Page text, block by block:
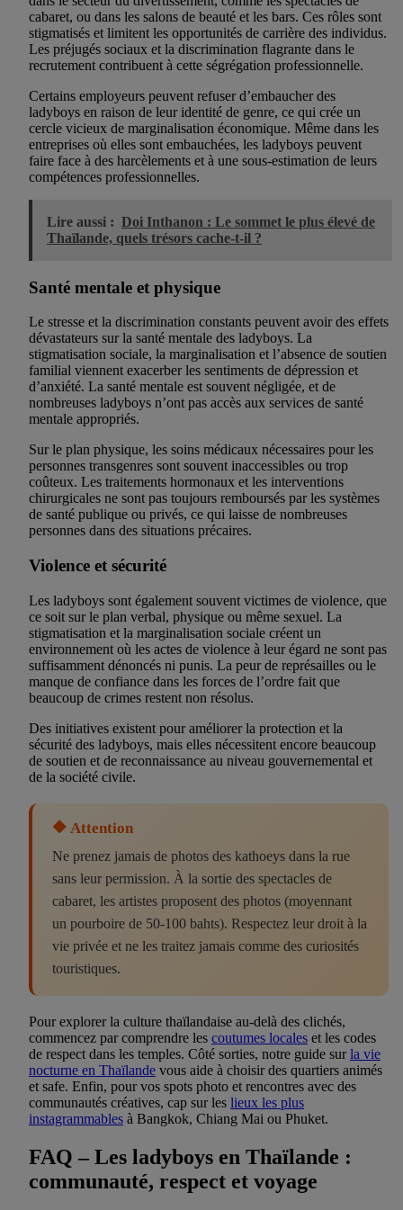
cabaret, ou dans les salons de beauté et les bars. Ces rôles sont
stigmatisés et limitent les opportunités de carrière des individus.
Les préjugés sociaux et la discrimination flagrante dans le
recrutement contribuent à cette ségrégation professionnelle.
Certains employeurs peuvent refuser d’embaucher des
ladyboys en raison de leur identité de genre, ce qui crée un
cercle vicieux de marginalisation économique. Même dans les
entreprises où elles sont embauchées, les ladyboys peuvent
faire face à des harcèlements et à une sous-estimation de leurs
compétences professionnelles.
Lire aussi : Doi Inthanon : Le sommet le plus élevé de
Thaïlande, quels trésors cache-t-il ?
Santé mentale et physique
Le stresse et la discrimination constants peuvent avoir des effets
dévastateurs sur la santé mentale des ladyboys. La
stigmatisation sociale, la marginalisation et l’absence de soutien
familial viennent exacerber les sentiments de dépression et
d’anxiété. La santé mentale est souvent négligée, et de
nombreuses ladyboys n’ont pas accès aux services de santé
mentale appropriés.
Sur le plan physique, les soins médicaux nécessaires pour les
personnes transgenres sont souvent inaccessibles ou trop
coûteux. Les traitements hormonaux et les interventions
chirurgicales ne sont pas toujours remboursés par les systèmes
de santé publique ou privés, ce qui laisse de nombreuses
personnes dans des situations précaires.
Violence et sécurité
Les ladyboys sont également souvent victimes de violence, que
ce soit sur le plan verbal, physique ou même sexuel. La
stigmatisation et la marginalisation sociale créent un
environnement où les actes de violence à leur égard ne sont pas
suffisamment dénoncés ni punis. La peur de représailles ou le
manque de confiance dans les forces de l’ordre fait que
beaucoup de crimes restent non résolus.
Des initiatives existent pour améliorer la protection et la
sécurité des ladyboys, mais elles nécessitent encore beaucoup
de soutien et de reconnaissance au niveau gouvernemental et
de la société civile.
🔶 Attention
Ne prenez jamais de photos des kathoeys dans la rue
sans leur permission. À la sortie des spectacles de
cabaret, les artistes proposent des photos (moyennant
un pourboire de 50-100 bahts). Respectez leur droit à la
vie privée et ne les traitez jamais comme des curiosités
touristiques.
Pour explorer la culture thaïlandaise au-delà des clichés,
commencez par comprendre les coutumes locales et les codes
de respect dans les temples. Côté sorties, notre guide surla vie
nocturne en Thaïlande vous aide à choisir des quartiers animés
et safe. Enfin, pour vos spots photo et rencontres avec des
communautés créatives, cap sur les lieux les plus
instagrammables à Bangkok, Chiang Mai ou Phuket.
FAQ – Les ladyboys en Thaïlande :
communauté, respect et voyage